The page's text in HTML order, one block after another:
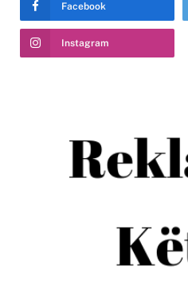
Facebook
Instagram